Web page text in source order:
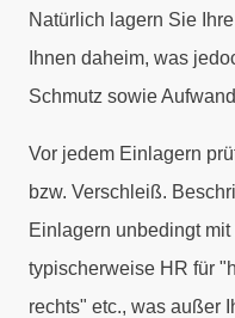
Natürlich lagern Sie
Ihnen daheim, was
Schmutz sowie
Vor jedem Einlagern
bzw. Verschleiß.
Einlagern unbedingt
typischerweise HR für
rechts" etc., was außer